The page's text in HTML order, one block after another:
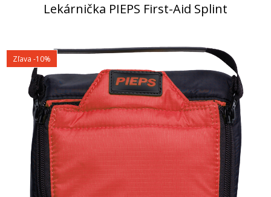
Lekárnička PIEPS First-Aid Splint
Zľava -10%